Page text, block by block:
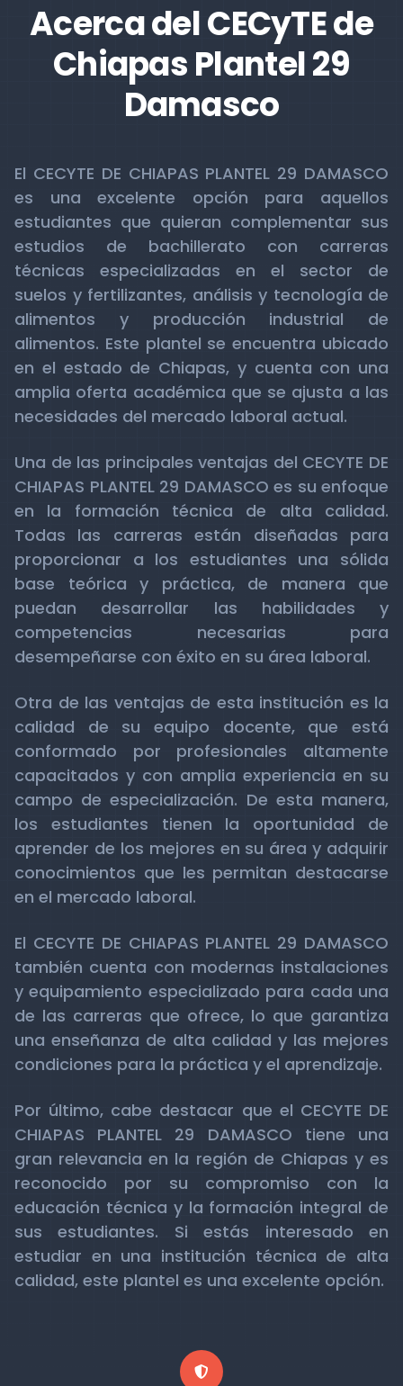
Acerca del CECyTE de
Chiapas Plantel 29
Damasco
El CECYTE DE CHIAPAS PLANTEL 29 DAMASCO
es una excelente opción para aquellos
estudiantes que quieran complementar sus
estudios de bachillerato con carreras
técnicas especializadas en el sector de
suelos y fertilizantes, análisis y tecnología de
alimentos y producción industrial de
alimentos. Este plantel se encuentra ubicado
en el estado de Chiapas, y cuenta con una
amplia oferta académica que se ajusta a las
necesidades del mercado laboral actual.
Una de las principales ventajas del CECYTE DE
CHIAPAS PLANTEL 29 DAMASCO es su enfoque
en la formación técnica de alta calidad.
Todas las carreras están diseñadas para
proporcionar a los estudiantes una sólida
base teórica y práctica, de manera que
puedan desarrollar las habilidades y
competencias necesarias para
desempeñarse con éxito en su área laboral.
Otra de las ventajas de esta institución es la
calidad de su equipo docente, que está
conformado por profesionales altamente
capacitados y con amplia experiencia en su
campo de especialización. De esta manera,
los estudiantes tienen la oportunidad de
aprender de los mejores en su área y adquirir
conocimientos que les permitan destacarse
en el mercado laboral.
El CECYTE DE CHIAPAS PLANTEL 29 DAMASCO
también cuenta con modernas instalaciones
y equipamiento especializado para cada una
de las carreras que ofrece, lo que garantiza
una enseñanza de alta calidad y las mejores
condiciones para la práctica y el aprendizaje.
Por último, cabe destacar que el CECYTE DE
CHIAPAS PLANTEL 29 DAMASCO tiene una
gran relevancia en la región de Chiapas y es
reconocido por su compromiso con la
educación técnica y la formación integral de
sus estudiantes. Si estás interesado en
estudiar en una institución técnica de alta
calidad, este plantel es una excelente opción.